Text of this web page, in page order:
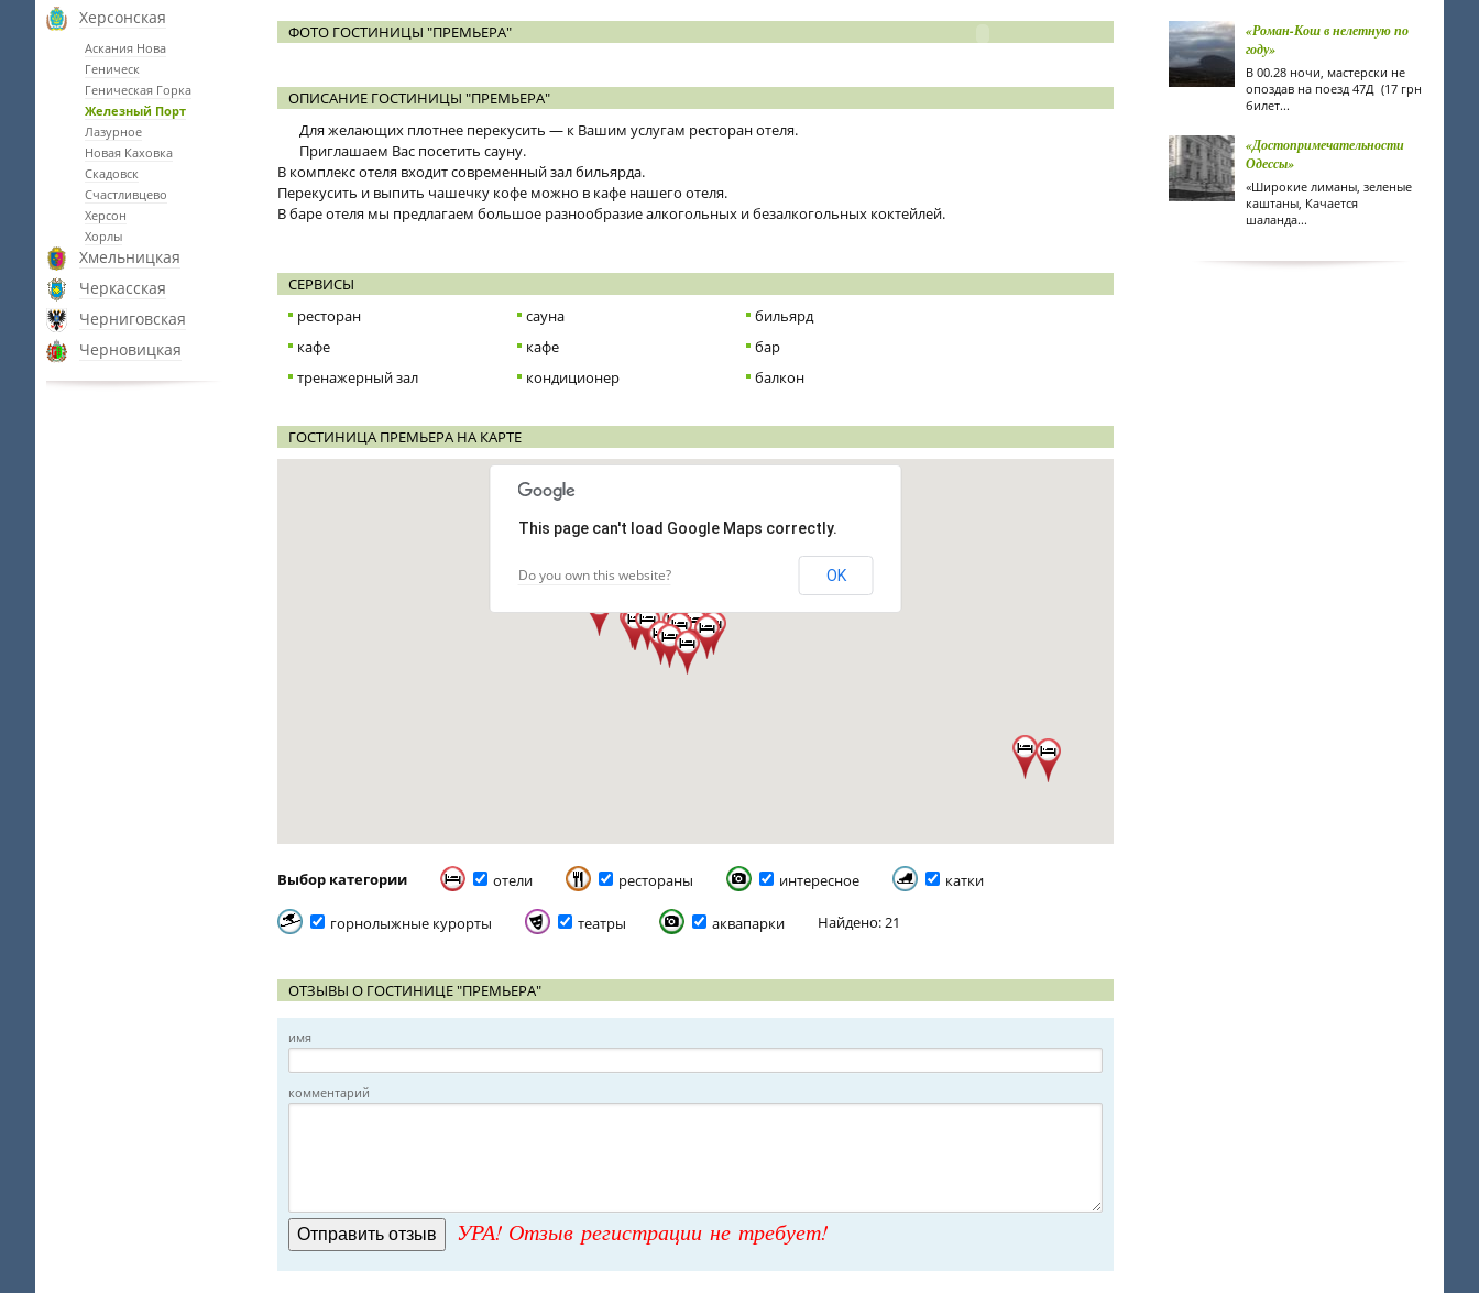
Херсонская
Аскания Нова
Геническ
Геническая Горка
Железный Порт
Лазурное
Новая Каховка
Скадовск
Счастливцево
Херсон
Хорлы
Хмельницкая
Черкасская
Черниговская
Черновицкая
ФОТО ГОСТИНИЦЫ "ПРЕМЬЕРА"
ОПИСАНИЕ ГОСТИНИЦЫ "ПРЕМЬЕРА"
Для желающих плотнее перекусить — к Вашим услугам ресторан отеля.
Приглашаем Вас посетить сауну.
В комплекс отеля входит современный зал бильярда.
Перекусить и выпить чашечку кофе можно в кафе нашего отеля.
В баре отеля мы предлагаем большое разнообразие алкогольных и безалкогольных коктейлей.
СЕРВИСЫ
ресторан
сауна
бильярд
кафе
кафе
бар
тренажерный зал
кондиционер балкон
ГОСТИНИЦА ПРЕМЬЕРА НА КАРТЕ
This page can't load Google Maps correctly.
Do you own this website? OK
Выбор категории отели рестораны интересное катки
горнолыжные курорты театры аквапарки Найдено: 21
ОТЗЫВЫ О ГОСТИНИЦЕ "ПРЕМЬЕРА"
имя
комментарий
УРА! Отзыв регистрации не требует!
«Роман-Кош в нелетную по
году»
В 00.28 ночи, мастерски не
опоздав на поезд 47Д (17 грн
билет...
«Достопримечательности
Одессы»
«Широкие лиманы, зеленые
каштаны, Качается
шаланда...